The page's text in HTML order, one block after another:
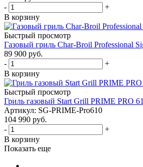
-
+
В корзину
Быстрый просмотр
Газовый гриль Char-Broil Professional
89 900 руб.
-
+
В корзину
Быстрый просмотр
Гриль газовый Start Grill PRIME PRO
Артикул: SG-PRIME-Pro610
104 990 руб.
-
+
В корзину
Показать еще